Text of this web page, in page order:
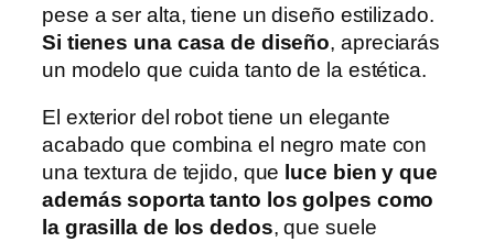
pese a ser alta, tiene un diseño estilizado.
Si tienes una casa de diseño, apreciarás
un modelo que cuida tanto de la estética.
El exterior del robot tiene un elegante
acabado que combina el negro mate con
una textura de tejido, que luce bien y que
además soporta tanto los golpes como
la grasilla de los dedos, que suele